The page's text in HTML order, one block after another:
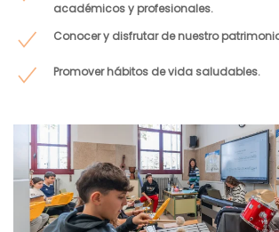
académicos y profesionales.
Conocer y disfrutar de nuestro
Promover hábitos de vida saludables.